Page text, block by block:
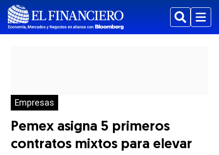
BuscarMenu
Empresas
Pemex asigna 5 primeros
contratos mixtos para elevar